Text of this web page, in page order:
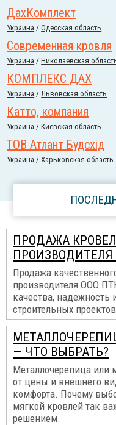
ДахКомплект
Украина /Одесская область
Современная кровля
Украина /Николаевская
КОМПЛЕКС ДАХ
Украина /Львовская область
Катто, компания
Украина /Киевская область
ТОВ Атлант Будсхiд
Украина /Харьковская область
ПРОДАЖА
ПРОИЗВОДИТЕЛЯ
Продажа
производителя ООО
качества,
строительных
— ЧТО ВЫБРАТЬ?
Металлочерепица или
от цены и внешнего
комфорта. Почему
мягкой кровлей так
решением.